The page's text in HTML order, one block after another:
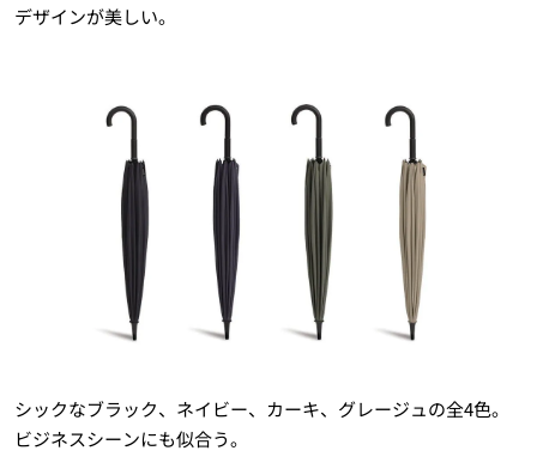
デザインが美しい。
シックなブラック、ネイビー、カーキ、グレージュの全4色。
ビジネスシーンにも似合う。